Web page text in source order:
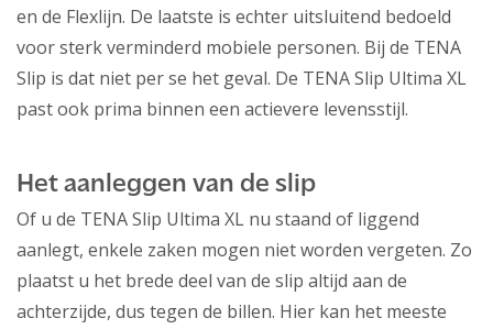
en de Flexlijn. De laatste is echter uitsluitend bedoeld
voor sterk verminderd mobiele personen. Bij de TENA
Slip is dat niet per se het geval. De TENA Slip Ultima XL
past ook prima binnen een actievere levensstijl.
Het aanleggen van de slip
Of u de TENA Slip Ultima XL nu staand of liggend
aanlegt, enkele zaken mogen niet worden vergeten. Zo
plaatst u het brede deel van de slip altijd aan de
achterzijde, dus tegen de billen. Hier kan het meeste